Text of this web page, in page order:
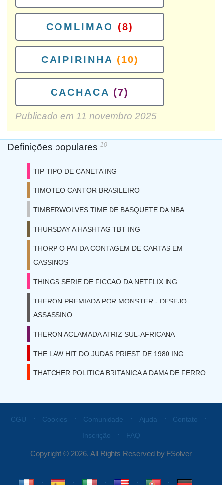
COMLIMAO (8)
CAIPIRINHA (10)
CACHACA (7)
Publicado em 11 novembro 2025
Definições populares 10
TIP TIPO DE CANETA ING
TIMOTEO CANTOR BRASILEIRO
TIMBERWOLVES TIME DE BASQUETE DA NBA
THURSDAY A HASHTAG TBT ING
THORP O PAI DA CONTAGEM DE CARTAS EM
CASSINOS
THINGS SERIE DE FICCAO DA NETFLIX ING
THERON PREMIADA POR MONSTER - DESEJO
ASSASSINO
THERON ACLAMADA ATRIZ SUL-AFRICANA
THE LAW HIT DO JUDAS PRIEST DE 1980 ING
THATCHER POLITICA BRITANICA A DAMA DE FERRO
CGU ⋅ Cookies ⋅ Comunidade ⋅ Ajuda ⋅ Contato ⋅
Inscrição ⋅ FAQ
Copyright © 2026. All Rights Reserved by FSolver
⋅ ⋅ ⋅ ⋅ ⋅